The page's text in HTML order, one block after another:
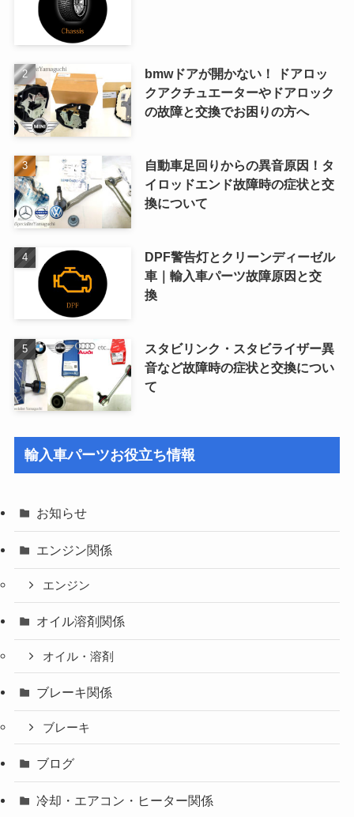
bmwドアが開かない！ ドアロッ
クアクチュエーターやドアロック
の故障と交換でお困りの方へ
自動車足回りからの異音原因！タ
イロッドエンド故障時の症状と交
換について
DPF警告灯とクリーンディーゼル
車｜輸入車パーツ故障原因と交
換
スタビリンク・スタビライザー異
音など故障時の症状と交換につい
て
輸入車パーツお役立ち情報
お知らせ
エンジン関係
エンジン
オイル溶剤関係
オイル・溶剤
ブレーキ関係
ブレーキ
ブログ
冷却・エアコン・ヒーター関係